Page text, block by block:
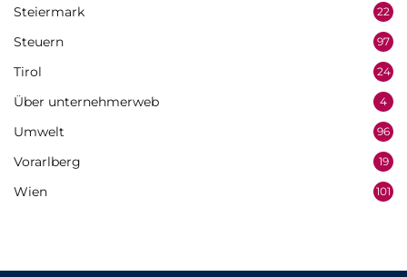
Steiermark 22
Steuern 97
Tirol 24
Über unternehmerweb 4
Umwelt 96
Vorarlberg 19
Wien 101